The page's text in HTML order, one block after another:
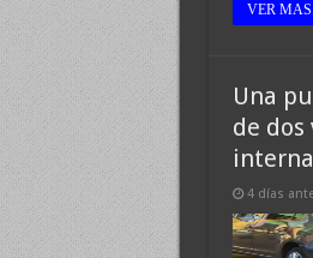
VER
Una
de dos
4 días